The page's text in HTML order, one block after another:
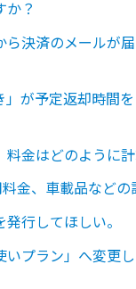
？
決済のメールが
が予定返却時間
金はどのように
金、車載品などの
行してほしい。
いプラン」へ変更